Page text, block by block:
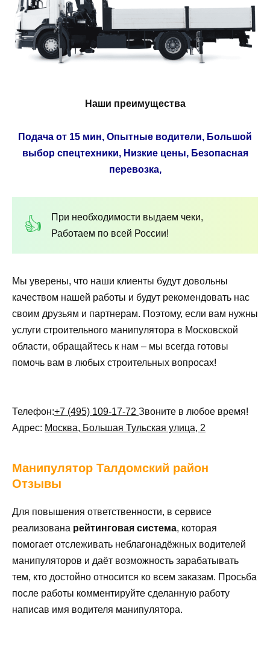
Наши преимущества
Подача от 15 мин, Опытные водители, Большой
выбор спецтехники, Низкие цены, Безопасная
перевозка,
При необходимости выдаем чеки,
Работаем по всей России!
Мы уверены, что наши клиенты будут довольны
качеством нашей работы и будут рекомендовать нас
своим друзьям и партнерам. Поэтому, если вам нужны
услуги строительного манипулятора в Московской
области, обращайтесь к нам – мы всегда готовы
помочь вам в любых строительных вопросах!
Телефон:+7 (495) 109-17-72 Звоните в любое время!
Адрес: Москва, Большая Тульская улица, 2
Манипулятор Талдомский район
Отзывы
Для повышения ответственности, в сервисе
реализована рейтинговая система, которая
помогает отслеживать неблагонадёжных водителей
манипуляторов и даёт возможность зарабатывать
тем, кто достойно относится ко всем заказам. Просьба
после работы комментируйте сделанную работу
написав имя водителя манипулятора.